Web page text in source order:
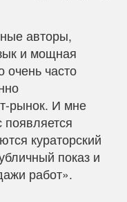
авторы,
и мощная
очень часто
рынок. И мне
кураторский
показ и
работ».